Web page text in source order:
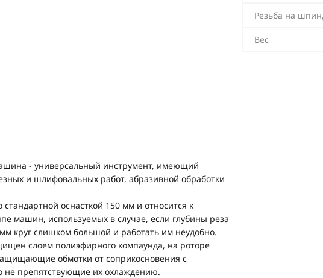
Резьба на
Вес
- универсальный инструмент, имеющий
и шлифовальных работ, абразивной обработки
оснасткой 150 мм и относится к
машин, используемых в случае, если глубины реза
круг слишком большой и работать им неудобно.
слоем полиэфирного компаунда, на роторе
обмотки от соприкосновения с
препятствующие их охлаждению.